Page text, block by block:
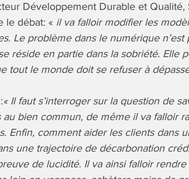
Développement Durable et
le débat: « il va falloir modifier les
Le problème dans le numérique n’est
réside en partie dans la sobriété. Elle
tout le monde doit se refuser à
« Il faut s’interroger sur la question de
bien commun, de même il va falloir
Enfin, comment aider les clients dans
une trajectoire de décarbonation
de lucidité. Il va ainsi falloir